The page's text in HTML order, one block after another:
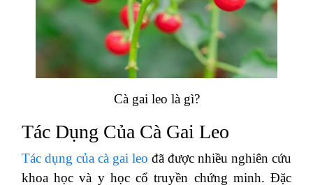
Cà gai leo là gì?
Tác Dụng Của Cà Gai Leo
Tác dụng của cà gai leo đã được nhiều nghiên cứu
khoa học và y học cổ truyền chứng minh. Đặc